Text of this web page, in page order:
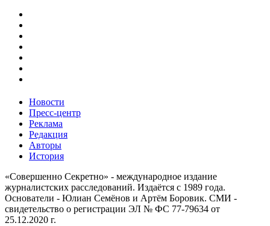
Новости
Пресс-центр
Реклама
Редакция
Авторы
История
«Совершенно Секретно» - международное издание
журналистских расследований. Издаётся с 1989 года.
Основатели - Юлиан Семёнов и Артём Боровик. CМИ -
свидетельство о регистрации ЭЛ № ФС 77-79634 от
25.12.2020 г.